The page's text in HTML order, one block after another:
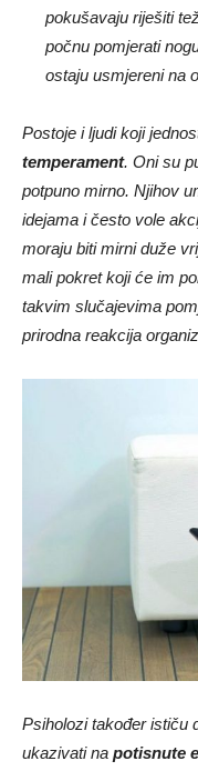
pokušavaju riješiti
počnu pomjerati
ostaju usmjereni na
Postoje i ljudi koji
temperament. Oni su
potpuno mirno. Njihov
idejama i često vole
moraju biti mirni duže
mali pokret koji će im
takvim slučajevima
prirodna reakcija
Psiholozi također ističu
ukazivati na potisnute